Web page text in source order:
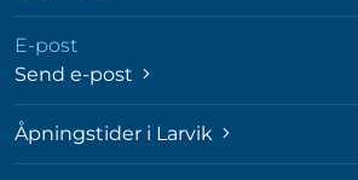
E-post
Send e-post
Åpningstider i Larvik